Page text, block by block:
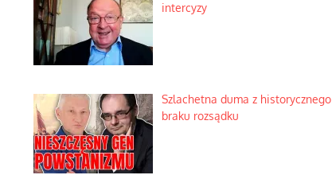
intercyzy
Szlachetna duma z historycznego
braku rozsądku